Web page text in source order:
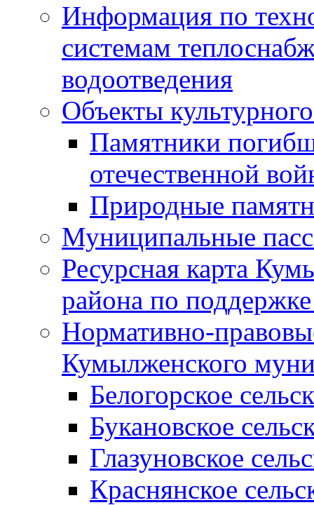
Информация по
системам
водоотведения
Объекты
Памятники
отечественной
Природные
Муниципальные
Ресурсная карта
района по
Нормативно-
Кумылженского
Белогорское
Букановское
Глазуновское
Краснянское